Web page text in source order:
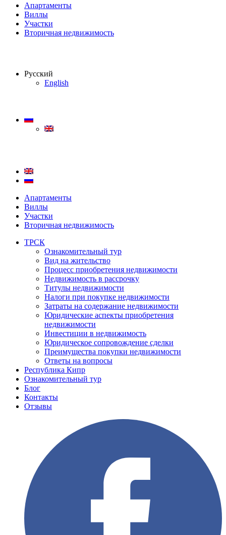
Апартаменты
Виллы
Участки
Вторичная недвижимость
Русский
English
Апартаменты
Виллы
Участки
Вторичная недвижимость
ТРСК
Ознакомительный тур
Вид на жительство
Процесс приобретения недвижимости
Недвижимость в рассрочку
Титулы недвижимости
Налоги при покупке недвижимости
Затраты на содержание недвижимости
Юридические аспекты приобретения
недвижимости
Инвестиции в недвижимость
Юридическое сопровождение сделки
Преимущества покупки недвижимости
Ответы на вопросы
Республика Кипр
Ознакомительный тур
Блог
Контакты
Отзывы